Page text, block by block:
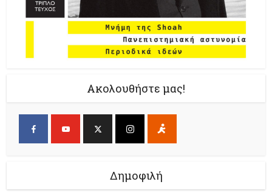
Ακολουθήστε μας!
Δημοφιλή